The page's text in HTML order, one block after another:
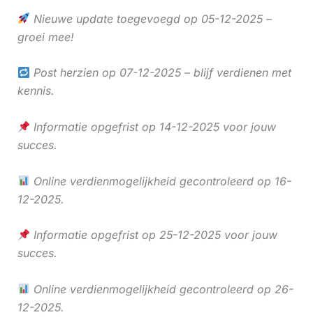
Nieuwe update toegevoegd op 05-12-2025 –
groei mee!
Post herzien op 07-12-2025 – blijf verdienen met
kennis.
Informatie opgefrist op 14-12-2025 voor jouw
succes.
Online verdienmogelijkheid gecontroleerd op 16-
12-2025.
Informatie opgefrist op 25-12-2025 voor jouw
succes.
Online verdienmogelijkheid gecontroleerd op 26-
12-2025.